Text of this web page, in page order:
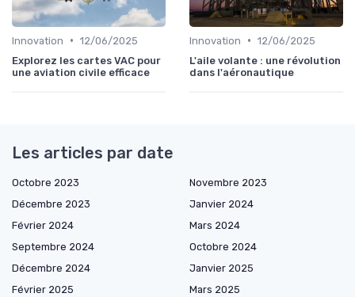
Innovation • 12/06/2025
Explorez les cartes VAC pour
une aviation civile efficace
Innovation • 12/06/2025
L'aile volante : une révolution
dans l'aéronautique
Les articles par date
Octobre 2023
Novembre 2023
Décembre 2023
Janvier 2024
Février 2024
Mars 2024
Septembre 2024
Octobre 2024
Décembre 2024
Janvier 2025
Février 2025
Mars 2025